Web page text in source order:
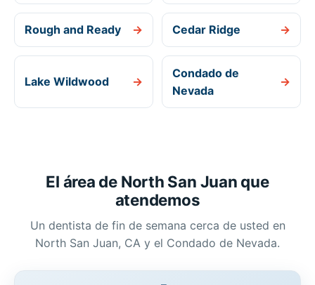
Rough and Ready → Cedar Ridge →
Lake Wildwood →
Condado de
Nevada
→
El área de North San Juan que
atendemos
Un dentista de fin de semana cerca de usted en
North San Juan, CA y el Condado de Nevada.